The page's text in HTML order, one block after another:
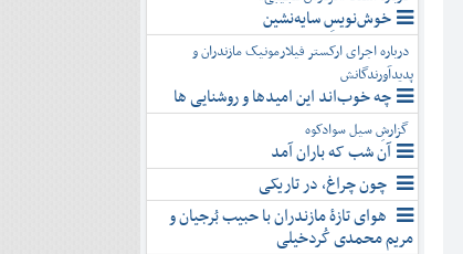
خوش‌نویسِ سایه‌نشین
درباره اجرای ارکستر فیلارمونیک مازندران و
پدیدآورندگانش
چه خوب‌اند این امیدها و روشنایی ها
گزارشِ سیل سوادکوه
آن شب که باران آمد
چون چراغ، در تاریکی
هوای تازۀ مازندران با حبیب بُرجیان و
مریم محمدی کُردخیلی